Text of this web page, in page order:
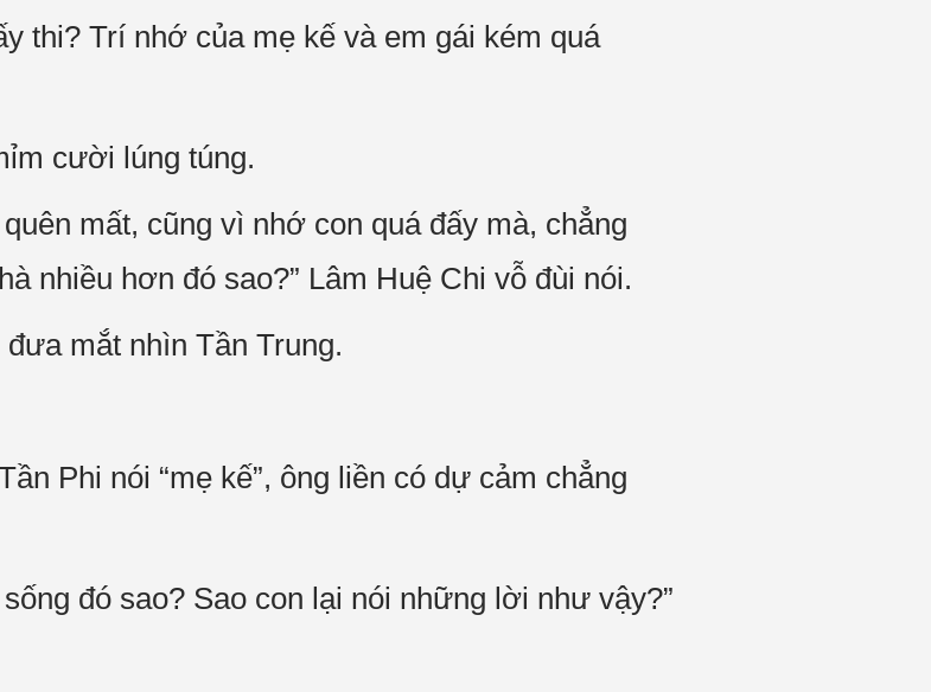
thi? Trí nhớ của mẹ kế và em gái kém quá
cười lúng túng.
mất, cũng vì nhớ con quá đấy mà, chẳng
nhiều hơn đó sao?” Lâm Huệ Chi vỗ đùi nói.
mắt nhìn Tần Trung.
Phi nói “mẹ kế”, ông liền có dự cảm chẳng
đó sao? Sao con lại nói những lời như vậy?”